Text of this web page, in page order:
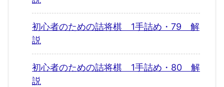
初心者のための詰将棋 1手詰め・79 解
説
初心者のための詰将棋 1手詰め・80 解
説